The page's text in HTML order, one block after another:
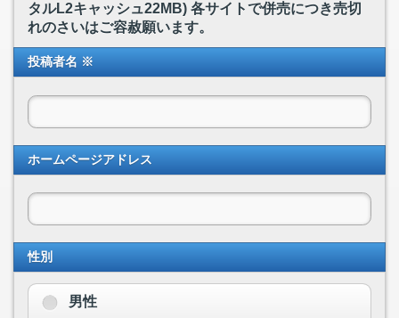
タルL2キャッシュ22MB) 各サイトで併売につき売切
れのさいはご容赦願います。
投稿者名 ※
ホームページアドレス
性別
男性